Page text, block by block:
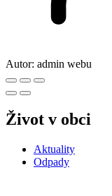
Autor: admin webu
Život v obci
Aktuality
Odpady